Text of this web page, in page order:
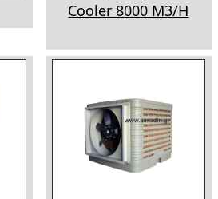
Cooler 8000 M3/H